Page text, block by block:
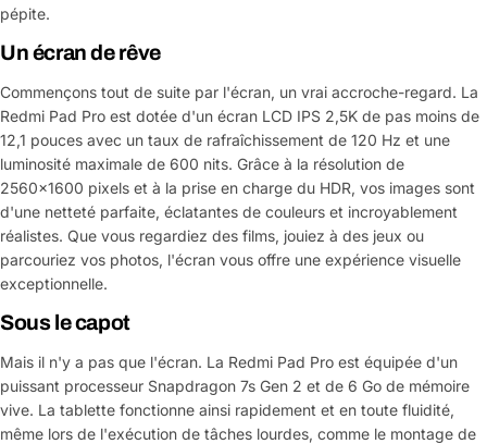
pépite.
Un écran de rêve
Commençons tout de suite par l'écran, un vrai accroche-regard. La
Redmi Pad Pro est dotée d'un écran LCD IPS 2,5K de pas moins de
12,1 pouces avec un taux de rafraîchissement de 120 Hz et une
luminosité maximale de 600 nits. Grâce à la résolution de
2560x1600 pixels et à la prise en charge du HDR, vos images sont
d'une netteté parfaite, éclatantes de couleurs et incroyablement
réalistes. Que vous regardiez des films, jouiez à des jeux ou
parcouriez vos photos, l'écran vous offre une expérience visuelle
exceptionnelle.
Sous le capot
Mais il n'y a pas que l'écran. La Redmi Pad Pro est équipée d'un
puissant processeur Snapdragon 7s Gen 2 et de 6 Go de mémoire
vive. La tablette fonctionne ainsi rapidement et en toute fluidité,
même lors de l'exécution de tâches lourdes, comme le montage de